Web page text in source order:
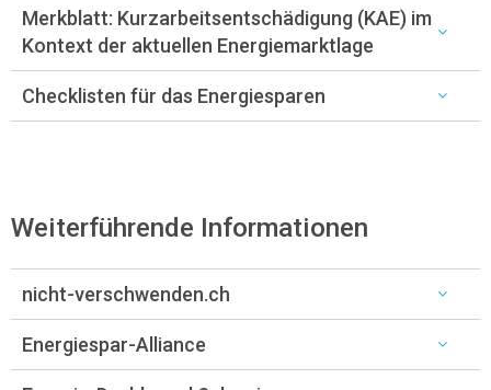
Merkblatt: Kurzarbeitsentschädigung (KAE) im
Kontext der aktuellen Energiemarktlage
Checklisten für das Energiesparen
Weiterführende Informationen
nicht-verschwenden.ch
Energiespar-Alliance